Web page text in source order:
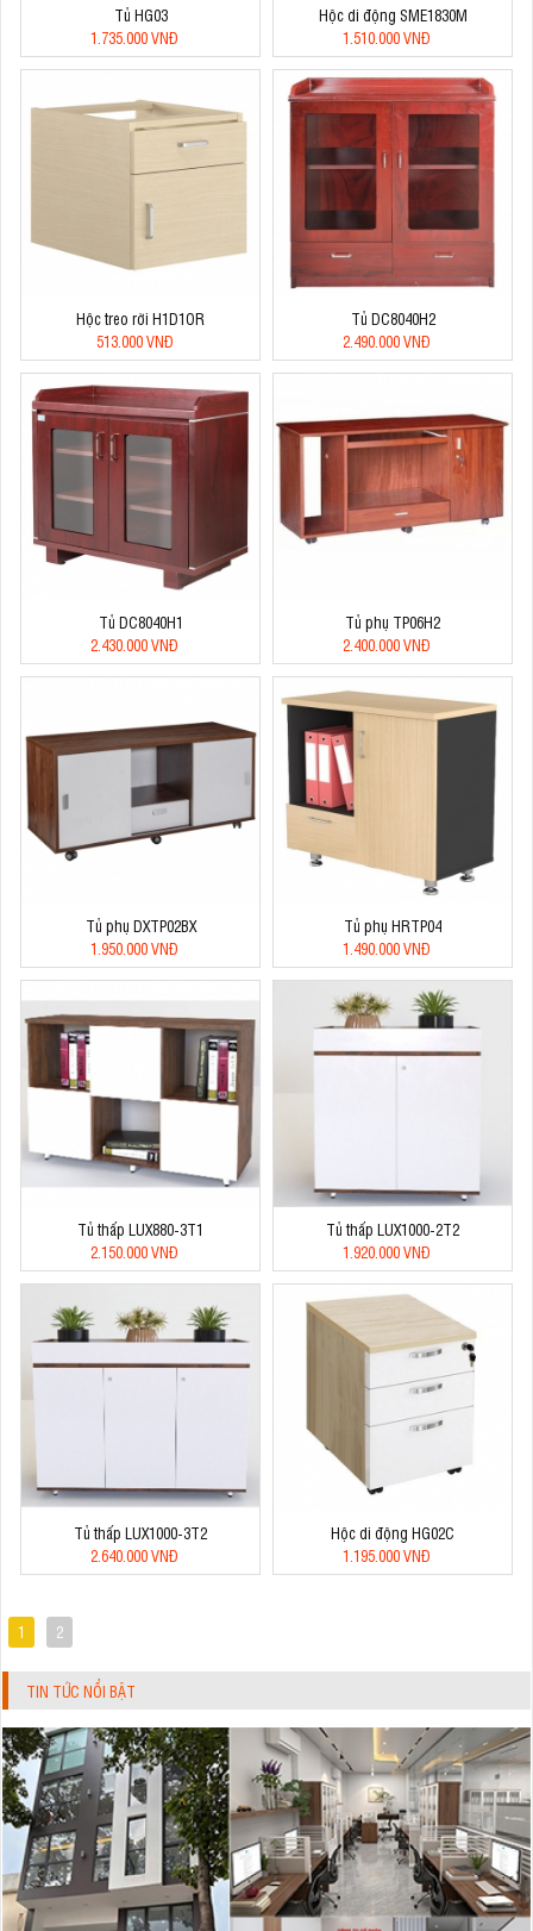
Tủ HG03
1.735.000 VNĐ
Hộc di động SME1830M
1.510.000 VNĐ
Hộc treo rời H1D1OR
513.000 VNĐ
Tủ DC8040H2
2.490.000 VNĐ
Tủ DC8040H1
2.430.000 VNĐ
Tủ phụ TP06H2
2.400.000 VNĐ
Tủ phụ DXTP02BX
1.950.000 VNĐ
Tủ phụ HRTP04
1.490.000 VNĐ
Tủ thấp LUX880-3T1
2.150.000 VNĐ
Tủ thấp LUX1000-2T2
1.920.000 VNĐ
Tủ thấp LUX1000-3T2
2.640.000 VNĐ
Hộc di động HG02C
1.195.000 VNĐ
1 2
TIN TỨC NỔI BẬT